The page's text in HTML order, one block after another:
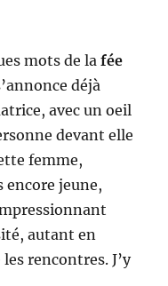
mots de lafée
déjà
avec un oeil
devant elle
femme,
encore jeune,
autant en
rencontres. J’y